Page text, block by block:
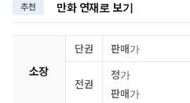
추천 만화 연재로 보기
소장
단권 판매가
전권
정가
판매가